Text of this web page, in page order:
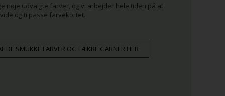
nøje udvalgte farver, og vi arbejder hele tiden på at
og tilpasse farvekortet.
DE SMUKKE FARVER OG LÆKRE GARNER HER